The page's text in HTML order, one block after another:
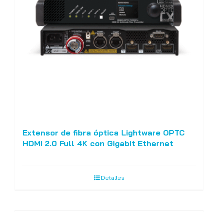
Extensor de fibra óptica Lightware OPTC
HDMI 2.0 Full 4K con Gigabit Ethernet
Detalles